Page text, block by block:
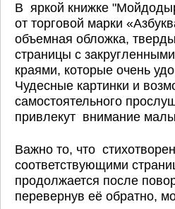
В яркой книжке
от торговой марки
объемная обложка,
страницы с
краями, которые очень
Чудесные картинки и
самостоятельного
привлекут внимание
Важно то, что
соответствующими
продолжается после
перевернув её обратно,